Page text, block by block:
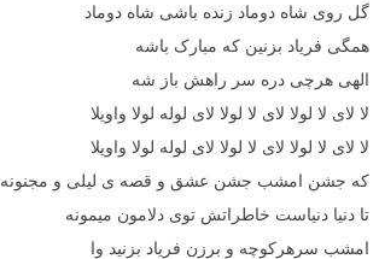
گل روی شاه دوماد زنده باشی شاه دوماد
همگی فریاد بزنین که مبارک باشه
الهی هرچی دره سر راهش باز شه
لا لای لا لولا لای لا لولا لای لوله لولا واویلا
لا لای لا لولا لای لا لولا لای لوله لولا واویلا
که جشن امشب جشن عشق و قصه ی لیلی و مجنونه
تا دنیا دنیاست خاطراتش توی دلامون میمونه
امشب سرهرکوچه و برزن فریاد بزنید وا